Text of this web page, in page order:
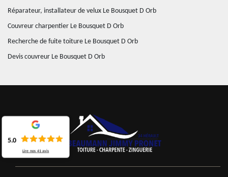
Réparateur, installateur de velux Le Bousquet D Orb
Couvreur charpentier Le Bousquet D Orb
Recherche de fuite toiture Le Bousquet D Orb
Devis couvreur Le Bousquet D Orb
5.0
Lire nos 41 avis